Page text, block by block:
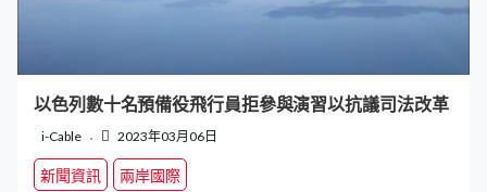
以色列數十名預備役飛行員拒參與演習以抗議司法改革
i-Cable 2023年03月06日
新聞資訊 兩岸國際